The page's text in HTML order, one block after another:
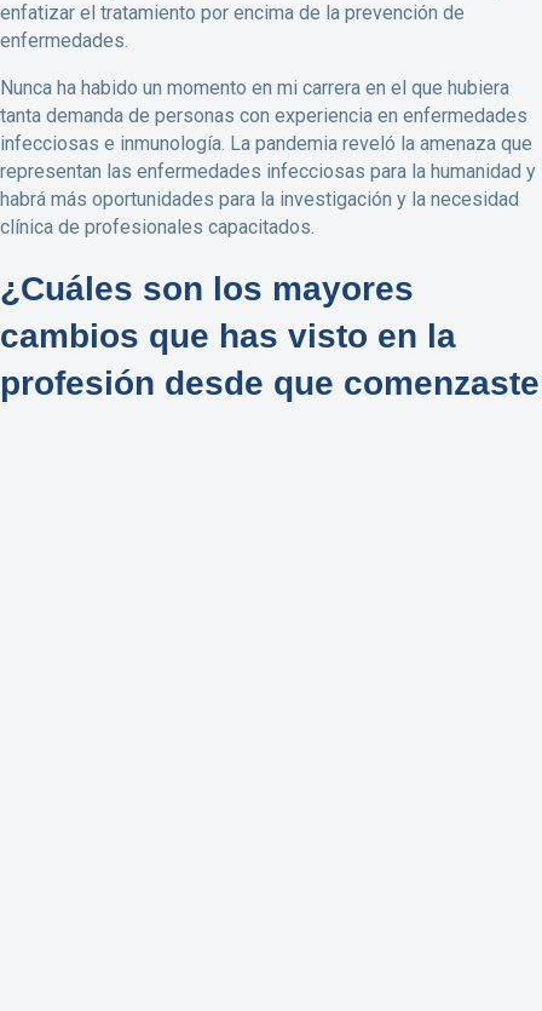
enfatizar el tratamiento por encima de la prevención de
enfermedades.
Nunca ha habido un momento en mi carrera en el que hubiera
tanta demanda de personas con experiencia en enfermedades
infecciosas e inmunología. La pandemia reveló la amenaza que
representan las enfermedades infecciosas para la humanidad y
habrá más oportunidades para la investigación y la necesidad
clínica de profesionales capacitados.
¿Cuáles son los mayores
cambios que has visto en la
profesión desde que comenzaste